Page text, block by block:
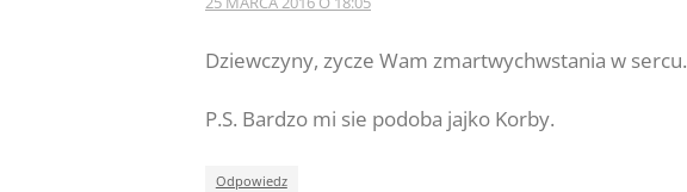
Dziewczyny, zycze Wam zmartwychwstania w sercu.
P.S. Bardzo mi sie podoba jajko Korby.
Odpowiedz